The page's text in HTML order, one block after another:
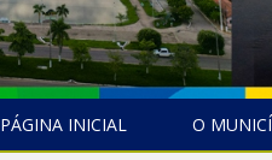
PÁGINA INICIAL O